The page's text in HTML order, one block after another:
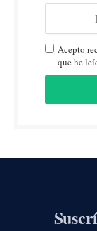
Acepto
que he